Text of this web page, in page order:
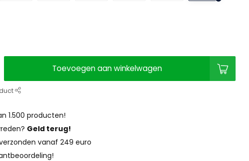
Toevoegen aan winkelwagen
1.500 producten!
Geld terug!
vanaf 249 euro